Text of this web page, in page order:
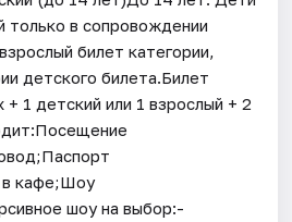
только в сопровождении
билет категории,
детского билета.Билет
1 детский или 1 взрослый + 2
в кафе;Шоу
шоу на выбор:-